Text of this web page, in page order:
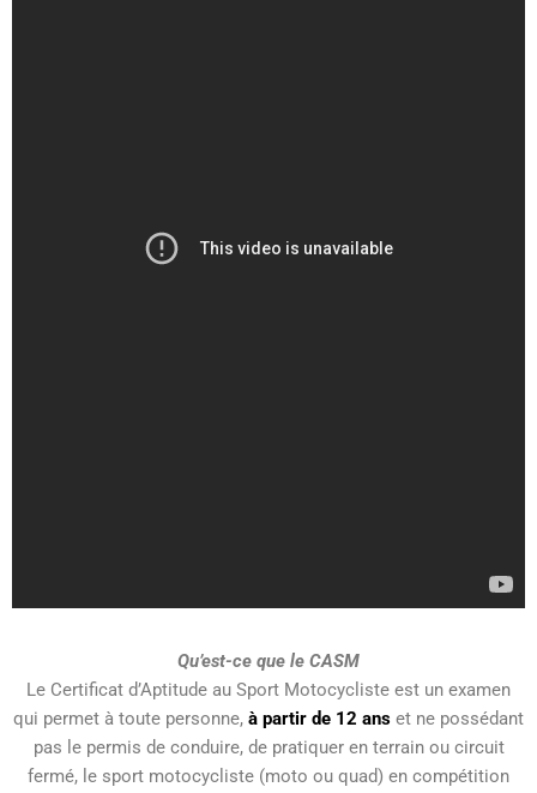
Qu’est-ce que le CASM
Le Certificat d’Aptitude au Sport Motocycliste est un examen
qui permet à toute personne, à partir de 12 ans et ne possédant
pas le permis de conduire, de pratiquer en terrain ou circuit
fermé, le sport motocycliste (moto ou quad) en compétition